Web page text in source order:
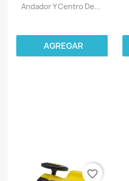
Andador Y Centro De...
AGREGAR
favorite_border